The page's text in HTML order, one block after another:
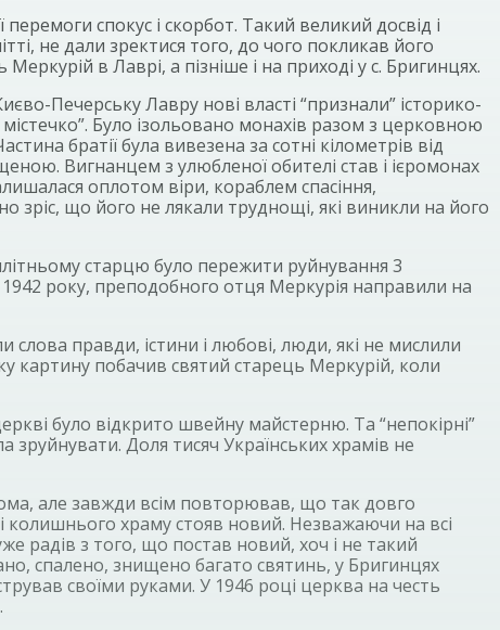
спокус і скорбот. Такий великий досвід і
не дали зректися того, до чого покликав його
в Лаврі, а пізніше і на приході у с. Бригинцях.
Печерську Лавру нові власті “признали” історико-
Було ізольовано монахів разом з церковною
братії була вивезена за сотні кілометрів від
Вигнанцем з улюбленої обителі став і ієромонах
оплотом віри, кораблем спасіння,
зріс, що його не лякали труднощі, які виникли на його
старцю було пережити руйнування 3
року, преподобного отця Меркурія направили на
слова правди, істини і любові, люди, які не мислили
картину побачив святий старець Меркурій, коли
було відкрито швейну майстерню. Та “непокірні”
Доля тисяч Українських храмів не
але завжди всім повторював, що так довго
колишнього храму стояв новий. Незважаючи на всі
з того, що постав новий, хоч і не такий
спалено, знищено багато святинь, у Бригинцях
своїми руками. У 1946 році церква на честь